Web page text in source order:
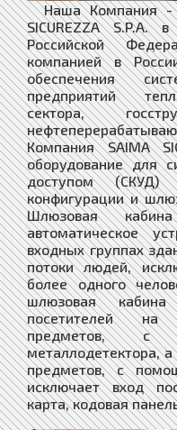
Наша Компания -
SICUREZZA S.P.A.
Российской
компанией в
обеспечения
предприятий
сектора,
Компания SAIMA
оборудование для
доступом (СКУД)
конфигурации и
Шлюзовая
автоматическое
входных группах
потоки людей,
более одного
шлюзовая кабина
посетителей на
предметов, с
металлодетектора,
предметов, с
исключает вход
карта, кодовая